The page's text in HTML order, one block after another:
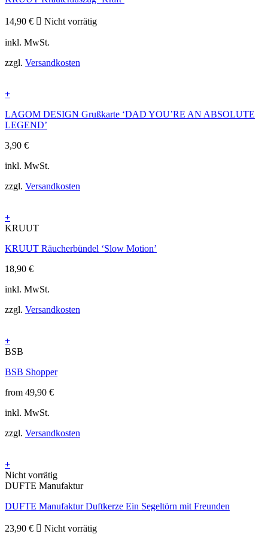
14,90 € Nicht vorrätig
inkl. MwSt.
zzgl. Versandkosten
+
LAGOM DESIGN Grußkarte ‘DAD YOU’RE AN ABSOLUTE
LEGEND’
3,90 €
inkl. MwSt.
zzgl. Versandkosten
+
KRUUT
KRUUT Räucherbündel ‘Slow Motion’
18,90 €
inkl. MwSt.
zzgl. Versandkosten
+
Dieses
weist
Varianten
Die
können
Produktseite
gewählt
werden
BSB
BSB Shopper
from 49,90 €
inkl. MwSt.
zzgl. Versandkosten
+
Nicht vorrätig
DUFTE Manufaktur
DUFTE Manufaktur Duftkerze Ein Segeltörn mit Freunden
23,90 € Nicht vorrätig